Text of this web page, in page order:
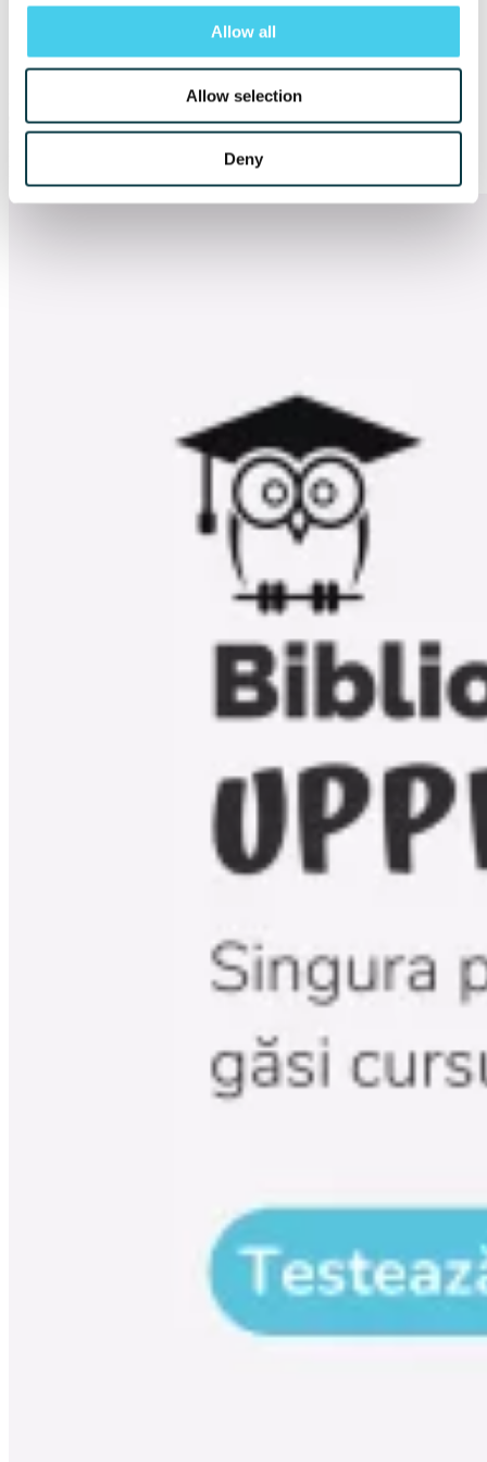
Allow all
Allow selection
Deny
Dacă ai ajuns până aici, înseamnă că și pe tine te-a inspirat acest concept și
că pe parcursul lecturii, ți-ai dat seama că trebuie să ieși din zona de confort
pentru a realiza lucrurile mărețe pe care le visezi. Descoperă mai multe
informații despre cursurile Upper.School for IMC si pregătește-te pentru